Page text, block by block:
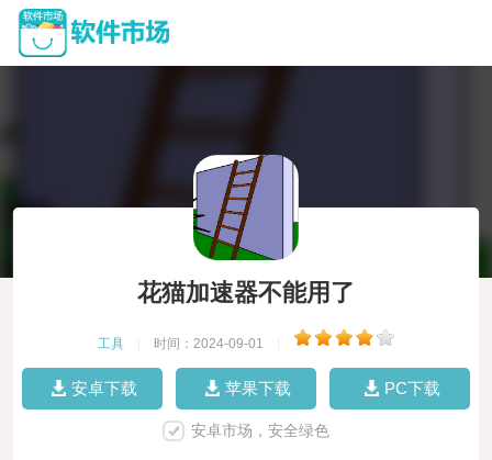
花猫加速器不能用了
工具 时间：2024-09-01
安卓下载 苹果下载 PC下载
安卓市场，安全绿色